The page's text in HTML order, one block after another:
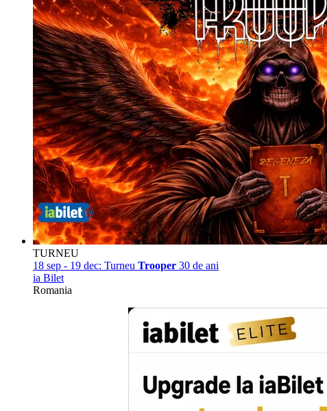
TURNEU
18 sep - 19 dec: Turneu Trooper 30 de ani
ia Bilet
Romania